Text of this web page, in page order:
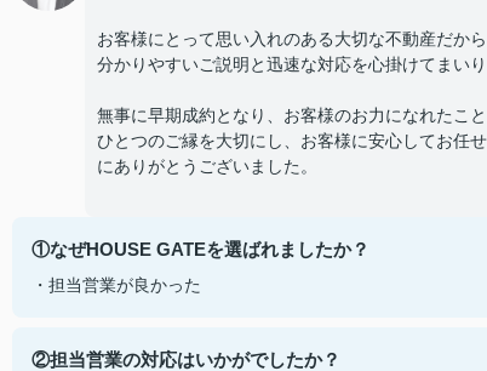
お客様にとって思い入れのある大切な不動産だか
分かりやすいご説明と迅速な対応を心掛けてまいり
無事に早期成約となり、お客様のお力になれたこ
ひとつのご縁を大切にし、お客様に安心してお任
にありがとうございました。
①なぜHOUSE GATEを選ばれましたか？
・担当営業が良かった
②担当営業の対応はいかがでしたか？